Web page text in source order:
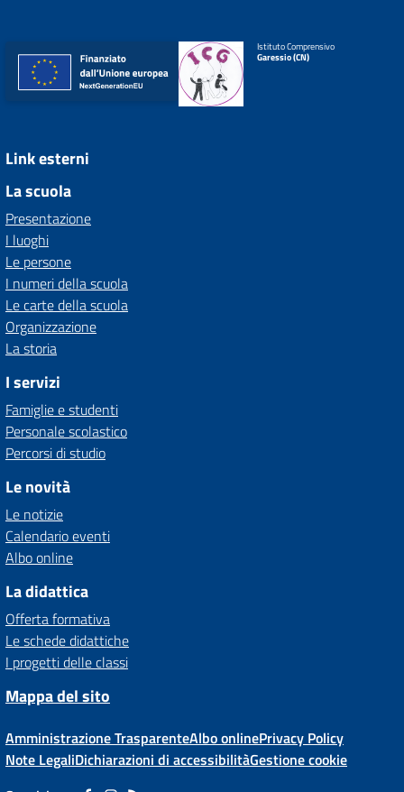
Istituto Comprensivo
Garessio (CN)
Link esterni
La scuola
Presentazione
I luoghi
Le persone
I numeri della scuola
Le carte della scuola
Organizzazione
La storia
I servizi
Famiglie e studenti
Personale scolastico
Percorsi di studio
Le novità
Le notizie
Calendario eventi
Albo online
La didattica
Offerta formativa
Le schede didattiche
I progetti delle classi
Mappa del sito
Amministrazione TrasparenteAlbo onlinePrivacy Policy
Note LegaliDichiarazioni di accessibilitàGestione cookie